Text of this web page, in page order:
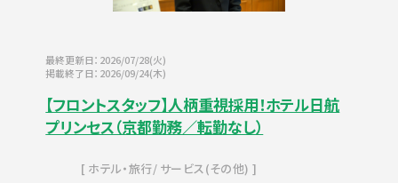
最終更新日：2026/07/28(火)
掲載終了日：2026/09/24(木)
【フロントスタッフ】人柄重視採用！ホテル日航
プリンセス（京都勤務／転勤なし）
ホテル・旅行 サービス(その他)